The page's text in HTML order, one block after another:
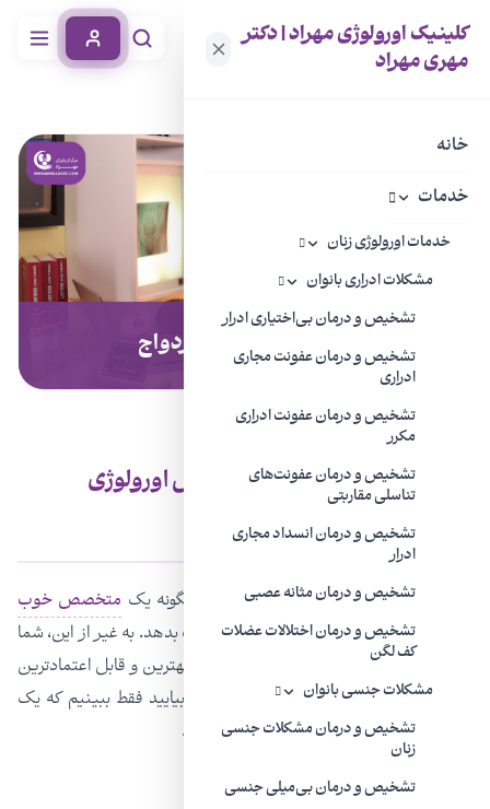
کلینیک اورولوژی مهراد | دکتر
مهری مهراد
خانه
خدمات
خدمات اورولوژی زنان
مشکلات ادراری بانوان
تشخیص و درمان بی‌اختیاری ادرار
تشخیص و درمان عفونت مجاری
ادراری
تشخیص و درمان عفونت ادراری
مکرر
تشخیص و درمان عفونت‌های
تناسلی مقاربتی
تشخیص و درمان انسداد مجاری
ادرار
تشخیص و درمان مثانه عصبی
تشخیص و درمان اختلالات عضلات
کف لگن
مشکلات جنسی بانوان
تشخیص و درمان مشکلات جنسی
زنان
تشخیص و درمان بی‌میلی جنسی
چکاپ اورولوژی قبل از ازدواج
چرا باید قبل از ازدواج به متخصص اورولوژی
مراجعه کرد؟
در این مقاله قصد دارم به شما بگویم که چگونه یک متخصص خوب
اورولوژی
می‌تواند زندگی زناشویی‎‌تان را نجات بدهد. به غیر از این، شما
همچنین خواهید فهمید که چطور می‌توانید بهترین و قابل اعتمادترین
اورولوژیست و متخصص زنان را پیدا کنید؟ بیایید فقط ببینیم که یک
اورولوژیست می‌تواند با چه مسائلی برخورد کند.